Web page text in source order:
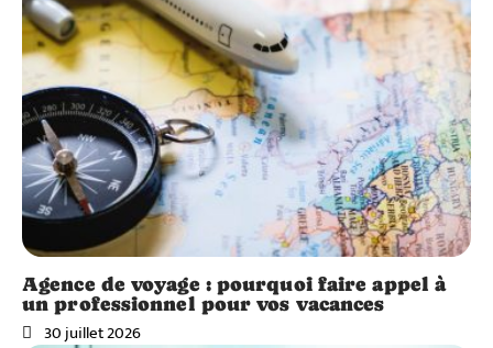
Agence de voyage : pourquoi faire appel à
un professionnel pour vos vacances
30 juillet 2026